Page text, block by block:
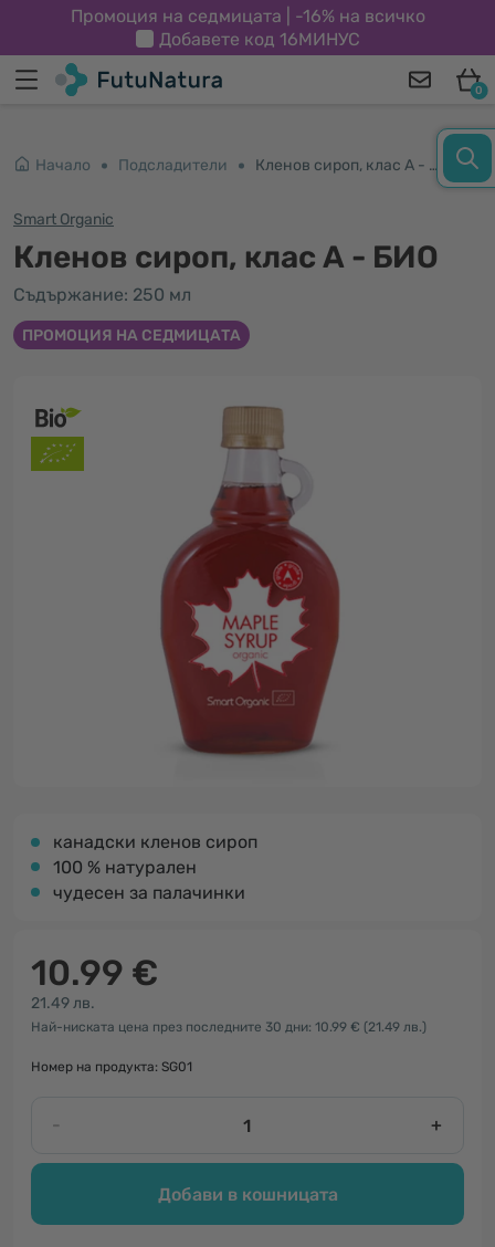
Промоция на седмицата | -16% на всичко
Добавете код 16МИНУС
0
Начало Подсладители Кленов сироп, клас А - БИО
Smart Organic
Кленов сироп, клас А - БИО
Съдържание: 250 мл
ПРОМОЦИЯ НА СЕДМИЦАТА
канадски кленов сироп
100 % натурален
чудесен за палачинки
10.99 €
21.49 лв.
Най-ниската цена през последните 30 дни: 10.99 € (21.49 лв.)
Номер на продукта: SG01
- +
Добави в кошницата